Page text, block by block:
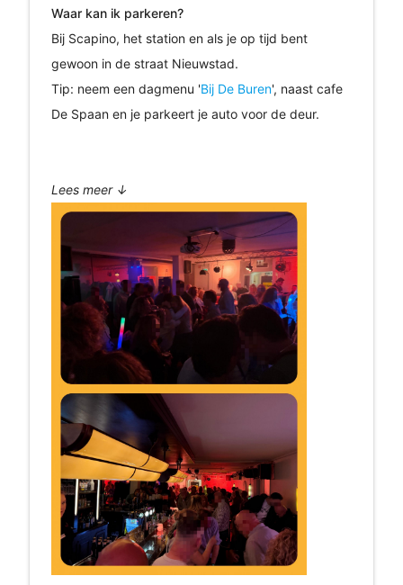
Waar kan ik parkeren?
Bij Scapino, het station en als je op tijd bent
gewoon in de straat Nieuwstad.
Tip: neem een dagmenu 'Bij De Buren', naast cafe
De Spaan en je parkeert je auto voor de deur.
Lees meer ↓